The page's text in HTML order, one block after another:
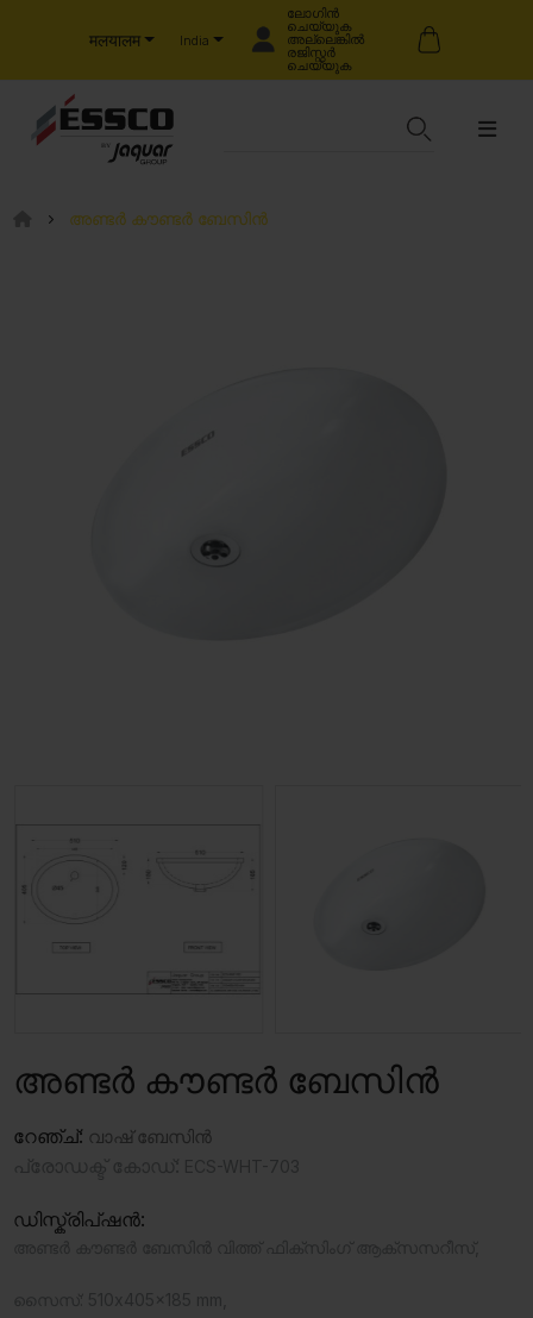
मलयालम India
ലോഗിൻ
ചെയ്യുക
അല്ലെങ്കിൽ
രജിസ്റ്റർ
ചെയ്യുക
അണ്ടർ കൗണ്ടർ ബേസിൻ
അണ്ടർ കൗണ്ടർ ബേസിൻ
റേഞ്ച്: വാഷ് ബേസിൻ
ഡിസ്ക്രിപ്ഷൻ: